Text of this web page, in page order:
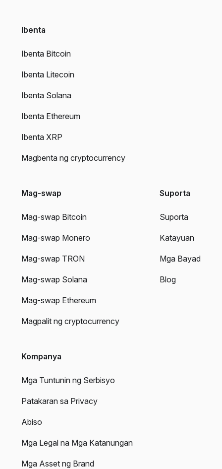
Ibenta
Ibenta Bitcoin
Ibenta Litecoin
Ibenta Solana
Ibenta Ethereum
Ibenta XRP
Magbenta ng cryptocurrency
Mag-swap
Mag-swap Bitcoin
Mag-swap Monero
Mag-swap TRON
Mag-swap Solana
Mag-swap Ethereum
Magpalit ng cryptocurrency
Suporta
Suporta
Katayuan
Mga Bayad
Blog
Kompanya
Mga Tuntunin ng Serbisyo
Patakaran sa Privacy
Abiso
Mga Legal na Mga Katanungan
Mga Asset ng Brand